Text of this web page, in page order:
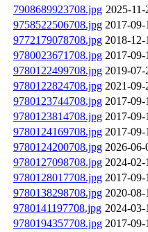
7908689923708.jpg 2025-
9758522506708.jpg 2017-09-
9772179078708.jpg 2018-12-
9780023671708.jpg 2017-09-
9780122499708.jpg 2019-07-
9780122824708.jpg 2021-09-
9780123744708.jpg 2017-09-
9780123814708.jpg 2017-09-
9780124169708.jpg 2017-09-
9780124200708.jpg 2026-06-
9780127098708.jpg 2024-02-
9780128017708.jpg 2017-09-
9780138298708.jpg 2020-08-
9780141197708.jpg 2024-03-
9780194357708.jpg 2017-09-